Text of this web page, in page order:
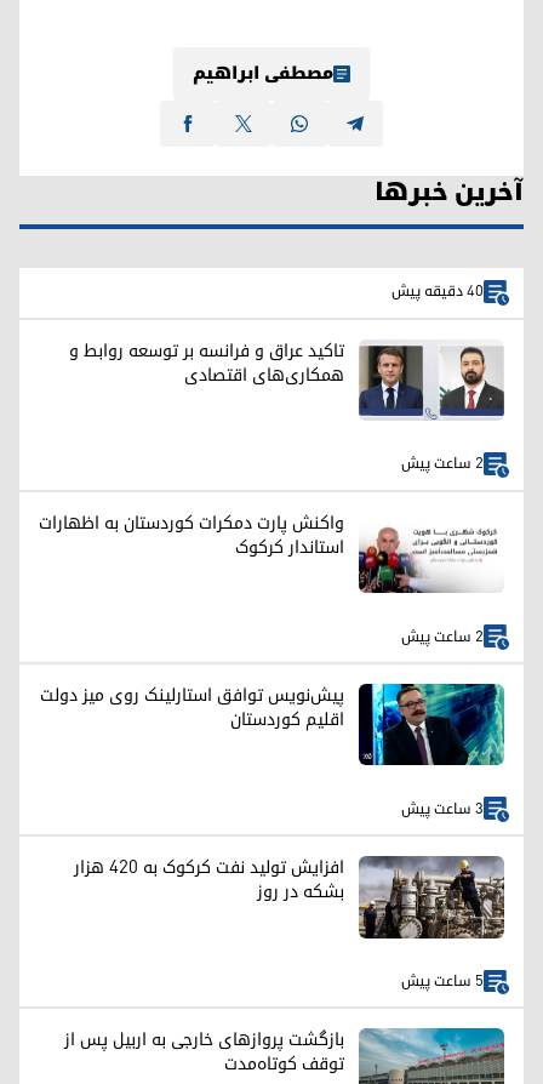
مصطفی ابراهیم
آخرین خبرها
40 دقیقه پیش
تاکید عراق و فرانسه بر توسعه روابط و
همکاری‌های اقتصادی
2 ساعت پیش
واکنش پارت دمکرات کوردستان به اظهارات
استاندار کرکوک
2 ساعت پیش
پیش‌نویس توافق استارلینک روی میز دولت
اقلیم کوردستان
3 ساعت پیش
افزایش تولید نفت کرکوک به ۴۲۰ هزار
بشکه در روز
5 ساعت پیش
بازگشت پروازهای خارجی به اربیل پس از
توقف کوتاه‌مدت